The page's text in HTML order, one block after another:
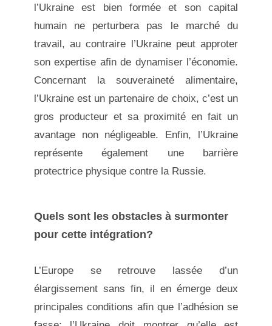
l’Ukraine est bien formée et son capital
humain ne perturbera pas le marché du
travail, au contraire l’Ukraine peut approter
son expertise afin de dynamiser l’économie.
Concernant la souveraineté alimentaire,
l’Ukraine est un partenaire de choix, c’est un
gros producteur et sa proximité en fait un
avantage non négligeable. Enfin, l’Ukraine
représente également une barrière
protectrice physique contre la Russie.
Quels sont les obstacles à surmonter
pour cette intégration?
L’Europe se retrouve lassée d’un
élargissement sans fin, il en émerge deux
principales conditions afin que l’adhésion se